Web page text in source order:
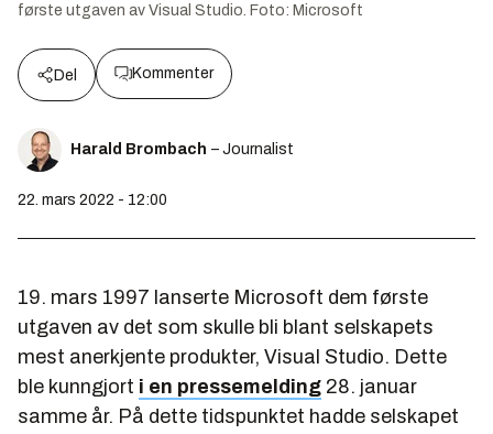
første utgaven av Visual Studio. Foto: Microsoft
Del Kommenter
Harald Brombach – Journalist
22. mars 2022 - 12:00
19. mars 1997 lanserte Microsoft dem første
utgaven av det som skulle bli blant selskapets
mest anerkjente produkter, Visual Studio. Dette
ble kunngjort i en pressemelding 28. januar
samme år. På dette tidspunktet hadde selskapet